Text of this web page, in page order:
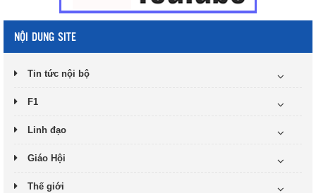
NỘI DUNG SITE
Tin tức nội bộ
F1
Linh đạo
Giáo Hội
Thế giới